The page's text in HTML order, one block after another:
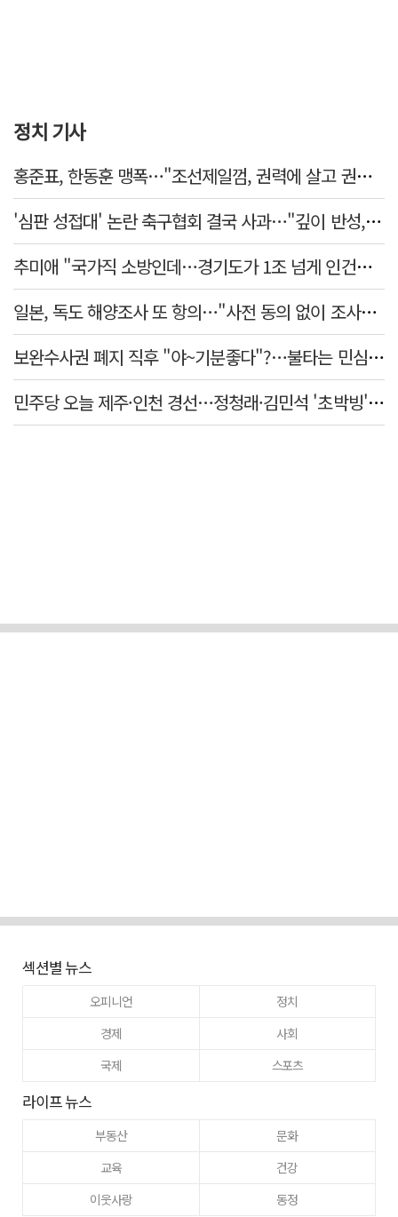
정치 기사
홍준표, 한동훈 맹폭…"조선제일껌, 권력에 살고 권력에 죽었다"
'심판 성접대' 논란 축구협회 결국 사과…"깊이 반성, 쇄신하겠다"
추미애 "국가직 소방인데…경기도가 1조 넘게 인건비 대납"
일본, 독도 해양조사 또 항의…"사전 동의 없이 조사" 주장
보완수사권 폐지 직후 "야~기분좋다"?…불타는 민심에 기름, 민주당 '말말말'[금주의 정치舌전]
민주당 오늘 제주·인천 경선…정청래·김민석 '초박빙' 승부
섹션별 뉴스
오피니언
정치
경제
사회
국제
스포츠
라이프 뉴스
부동산
문화
교육
건강
이웃사랑
동정